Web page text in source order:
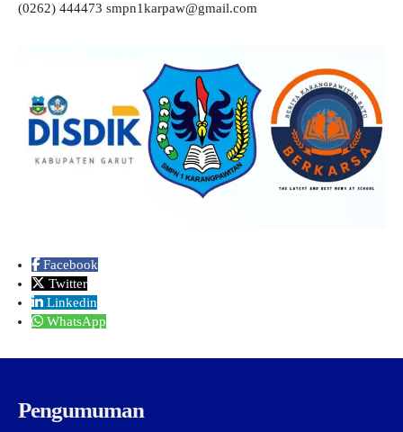
(0262) 444473 smpn1karpaw@gmail.com
Facebook
Twitter
Linkedin
WhatsApp
Pengumuman